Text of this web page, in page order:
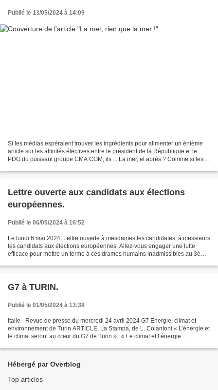
Publié le 13/05/2024 à 14:09
Si les médias espéraient trouver les ingrédients pour alimenter un énième
article sur les affinités électives entre le président de la République et le
PDG du puissant groupe CMA CGM, ils ... La mer, et après ? Comme si les
Lettre ouverte aux candidats aux élections
européennes.
Publié le 06/05/2024 à 16:52
Le lundi 6 mai 2024. Lettre ouverte à mesdames les candidates, à messieurs
les candidats aux élections européennes. Allez-vous engager une lutte
efficace pour mettre un terme à ces drames humains inadmissibles au 3ème
G7 à TURIN.
Publié le 01/05/2024 à 13:38
Italie - Revue de presse du mercredi 24 avril 2024 G7 Energie, climat et
environnement de Turin ARTICLE, La Stampa, de L. Colantoni « L’énergie et
le climat seront au cœur du G7 de Turin » : « Le climat et l’énergie
Hébergé par Overblog
Top articles